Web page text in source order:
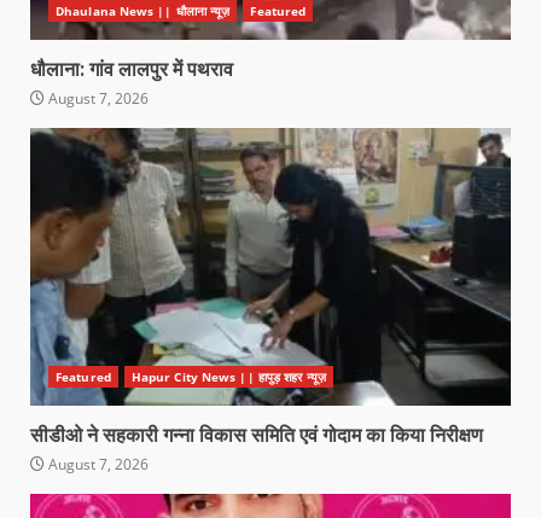
Dhaulana News || धौलाना न्यूज़ Featured
धौलाना: गांव लालपुर में पथराव
August 7, 2026
Featured Hapur City News || हापुड़ शहर न्यूज़
सीडीओ ने सहकारी गन्ना विकास समिति एवं गोदाम का किया निरीक्षण
August 7, 2026